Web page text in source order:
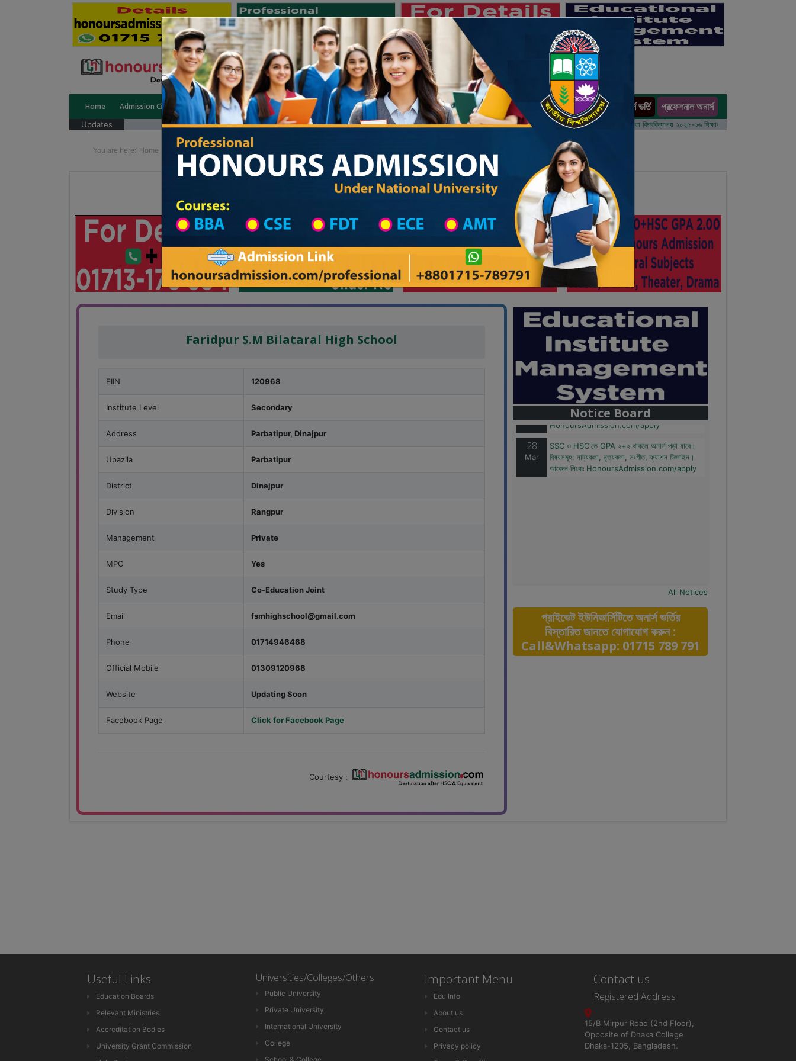
Home Admission Circular Public University Private University International University University College Results অনার্স ভর্তি প্রফেশনাল অনার্স
Updates জাতীয় বিশ্ববিদ্যালয় ২০২৫-২৬ শিক্ষাবর্ষের ১ম বর্ষের ভর্তি আবেদন বিজ্ঞপ্তি ঢাকা বিশ্ববিদ্যালয় ২০২৫-২৬ শিক্ষাবর্ষে আন্ডারগ্র্যাজুয়েট প্রোগ্রামে
You are here: Home School Category High School in Dinajpur Wise
Private University Admission
Faridpur S.M Bilataral High School
EIIN 120968
Institute Level Secondary
Address Parbatipur, Dinajpur
Upazila Parbatipur
District Dinajpur
Division Rangpur
Management Private
MPO Yes
Study Type Co-Education Joint
Email fsmhighschool@gmail.com
Phone 01714946468
Official Mobile 01309120968
Website Updating Soon
Facebook Page Click for Facebook Page
Courtesy :
Notice Board
বাজেটের মধ্যে প্রাইভেট ইউনিভার্সিটিতে অনার্স পড়ার সুযোগ।
২০টির অধিক বিষয়, ৪ বছরে মোট খরচ ২ লক্ষ থেকে ৫ লক্ষ
টাকা। আবেদন লিংকঃ
HonoursAdmission.com/apply
28
Mar
বিষয়সমূহ: নাট্যকলা, নৃত্যকলা, সংগীত, ফ্যাশন ডিজাইন।
আবেদন লিংকঃ HonoursAdmission.com/apply
All Notices
প্রাইভেট ইউনিভার্সিটিতে অনার্স ভর্তির
বিস্তারিত জানতে যোগাযোগ করুন :
Call&Whatsapp: 01715 789 791
Useful Links
Education Boards
Relevant Ministries
Accreditation Bodies
University Grant Commission
Universities/Colleges/Others
Public University
Private University
International University
College
Important Menu
Edu Info
About us
Contact us
Privacy policy
Contact us
Registered Address
15/B Mirpur Road (2nd Floor),
Opposite of Dhaka College
Dhaka-1205, Bangladesh.